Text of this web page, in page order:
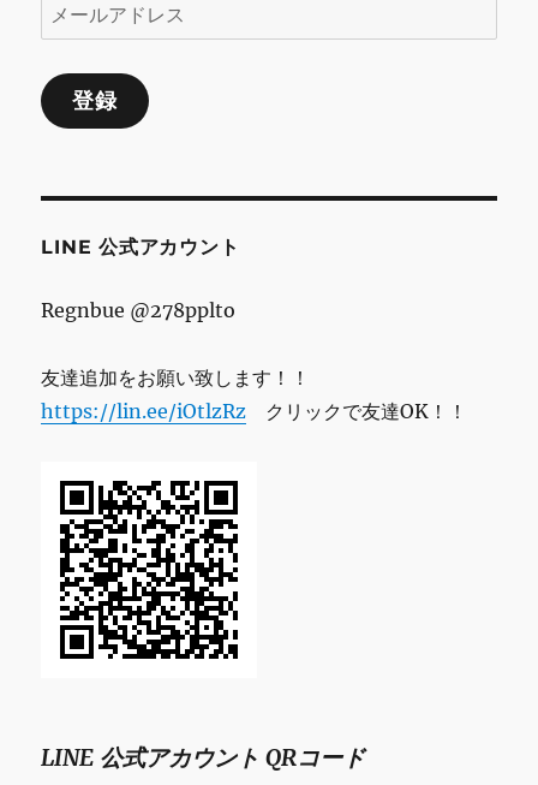
ー
ア
ン
ジ
イ
黄
系/
造
花/
ト
フ
ラ
ワ
ー
に
ー
ル
ア
ス
登録
LINE 公式アカウント
Regnbue @278pplto
友達追加をお願い致します！！
https://lin.ee/iOtlzRz クリックで友達OK！！
LINE 公式アカウント QRコード